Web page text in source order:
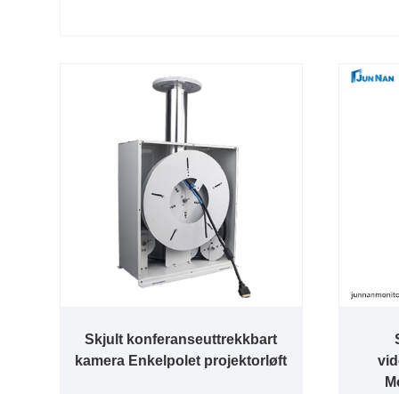
Skjult konferanseuttrekkbart
kamera Enkelpolet projektorløft